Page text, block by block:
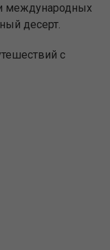
международных
десерт.
с